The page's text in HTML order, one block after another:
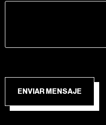
ENVIAR MENSAJE